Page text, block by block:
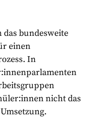
bundesweite
einen
In
nicht das